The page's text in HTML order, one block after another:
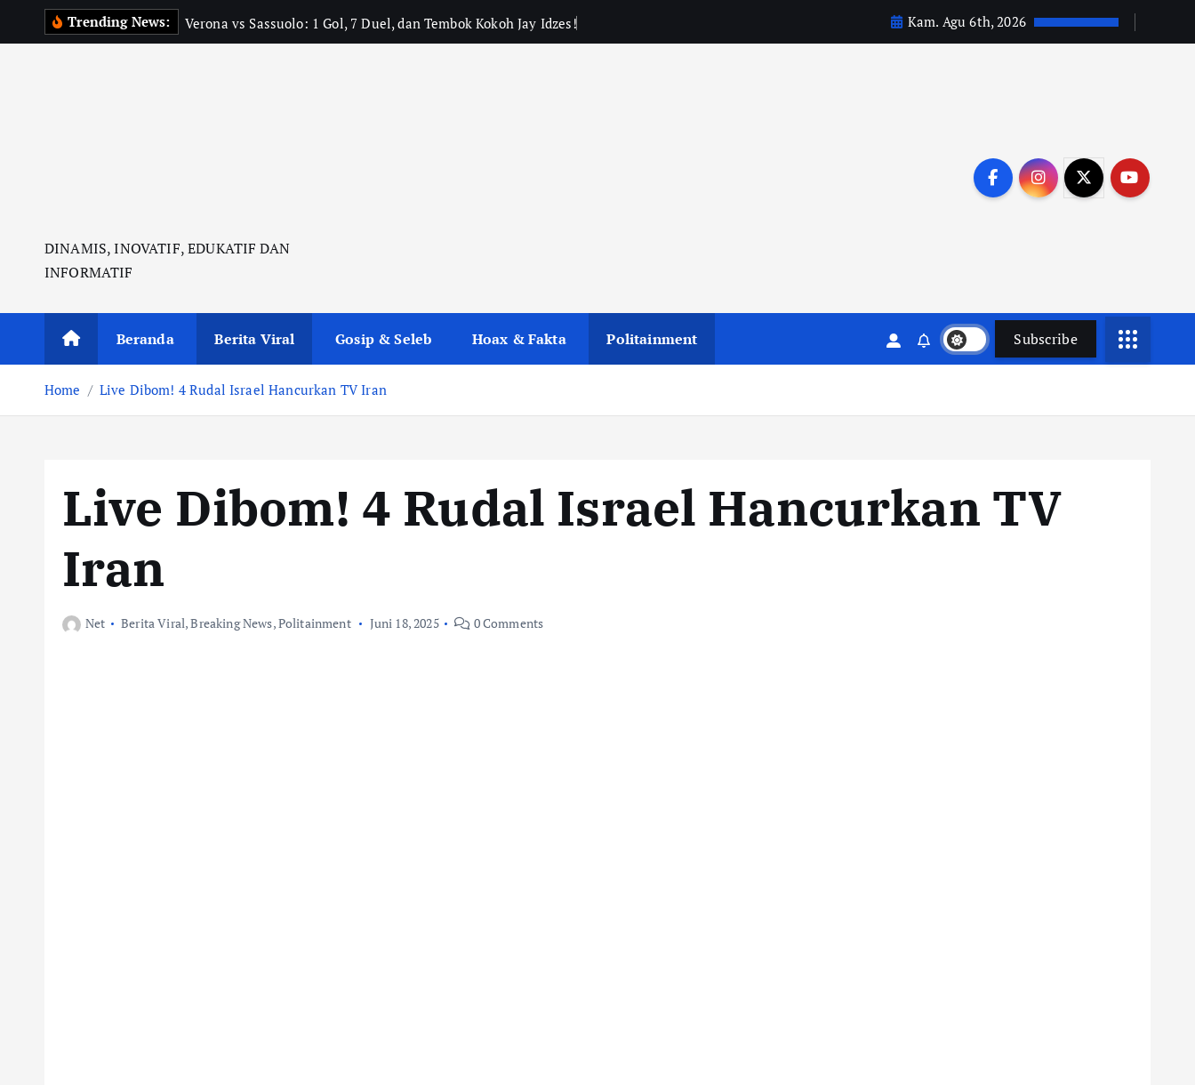
Trending News: Verona vs Sassuolo: 1 Gol, 7 Duel, dan Tembok Kokoh Jay Idzes! Kam. Agu 6th, 2026
DINAMIS, INOVATIF, EDUKATIF DAN
INFORMATIF
Beranda Berita Viral Gosip & Seleb Hoax & Fakta Politainment Subscribe
Home Live Dibom! 4 Rudal Israel Hancurkan TV Iran
Live Dibom! 4 Rudal Israel Hancurkan TV
Iran
Net Berita Viral,Breaking News,Politainment Juni 18, 2025 0 Comments